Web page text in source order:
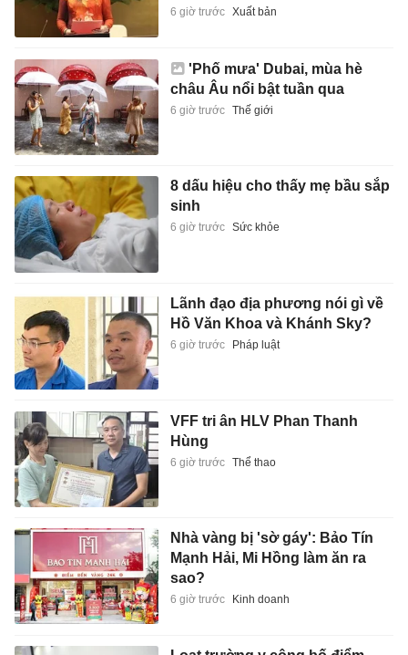
6 giờ trước Xuất bản
'Phố mưa' Dubai, mùa hè
châu Âu nổi bật tuần qua
6 giờ trước Thế giới
8 dấu hiệu cho thấy mẹ bầu sắp
sinh
6 giờ trước Sức khỏe
Lãnh đạo địa phương nói gì về
Hồ Văn Khoa và Khánh Sky?
6 giờ trước Pháp luật
VFF tri ân HLV Phan Thanh
Hùng
6 giờ trước Thể thao
Nhà vàng bị 'sờ gáy': Bảo Tín
Mạnh Hải, Mi Hồng làm ăn ra
sao?
6 giờ trước Kinh doanh